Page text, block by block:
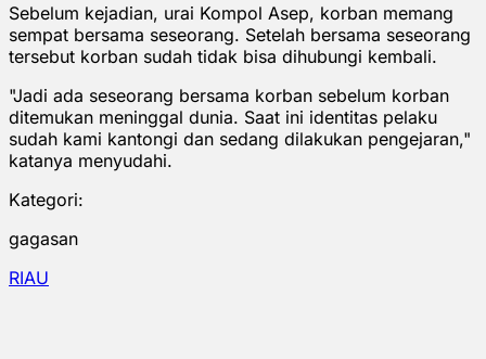
Sebelum kejadian, urai Kompol Asep, korban memang
sempat bersama seseorang. Setelah bersama seseorang
tersebut korban sudah tidak bisa dihubungi kembali.
"Jadi ada seseorang bersama korban sebelum korban
ditemukan meninggal dunia. Saat ini identitas pelaku
sudah kami kantongi dan sedang dilakukan pengejaran,"
katanya menyudahi.
Kategori:
gagasan
RIAU